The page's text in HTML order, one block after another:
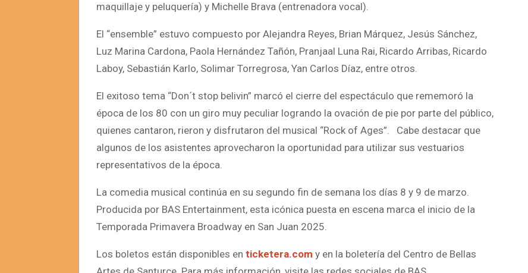
maquillaje y peluquería) y Michelle Brava (entrenadora vocal).
El “ensemble” estuvo compuesto por Alejandra Reyes, Brian Márquez, Jesús Sánchez,
Luz Marina Cardona, Paola Hernández Tañón, Pranjaal Luna Rai, Ricardo Arribas, Ricardo
Laboy, Sebastián Karlo, Solimar Torregrosa, Yan Carlos Díaz, entre otros.
El exitoso tema “Don´t stop belivin” marcó el cierre del espectáculo que rememoró la
época de los 80 con un giro muy peculiar logrando la ovación de pie por parte del público,
quienes cantaron, rieron y disfrutaron del musical “Rock of Ages”. Cabe destacar que
algunos de los asistentes aprovecharon la oportunidad para utilizar sus vestuarios
representativos de la época.
La comedia musical continúa en su segundo fin de semana los días 8 y 9 de marzo.
Producida por BAS Entertainment, esta icónica puesta en escena marca el inicio de la
Temporada Primavera Broadway en San Juan 2025.
Los boletos están disponibles en ticketera.com y en la boletería del Centro de Bellas